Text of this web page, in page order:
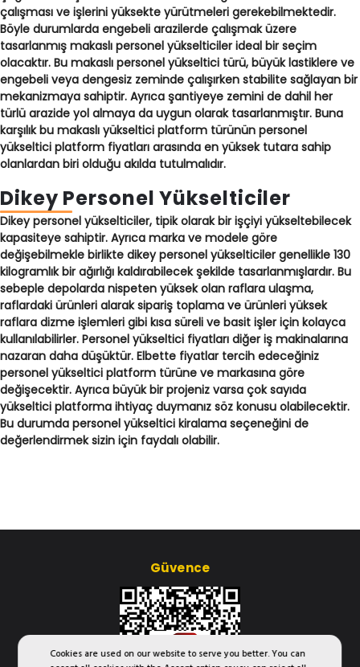
Cookies are used on our website to serve you better. You can
çalışması ve işlerini yüksekte yürütmeleri gerekebilmektedir.
Böyle durumlarda engebeli arazilerde çalışmak üzere
tasarlanmış makaslı personel yükselticiler ideal bir seçim
olacaktır. Bu makaslı personel yükseltici türü, büyük lastiklere ve
engebeli veya dengesiz zeminde çalışırken stabilite sağlayan bir
mekanizmaya sahiptir. Ayrıca şantiyeye zemini de dahil her
türlü arazide yol almaya da uygun olarak tasarlanmıştır. Buna
karşılık bu makaslı yükseltici platform türünün personel
yükseltici platform fiyatları arasında en yüksek tutara sahip
olanlardan biri olduğu akılda tutulmalıdır.
Dikey Personel Yükselticiler
Dikey personel yükselticiler, tipik olarak bir işçiyi yükseltebilecek
kapasiteye sahiptir. Ayrıca marka ve modele göre
değişebilmekle birlikte dikey personel yükselticiler genellikle 130
kilogramlık bir ağırlığı kaldırabilecek şekilde tasarlanmışlardır. Bu
sebeple depolarda nispeten yüksek olan raflara ulaşma,
raflardaki ürünleri alarak sipariş toplama ve ürünleri yüksek
raflara dizme işlemleri gibi kısa süreli ve basit işler için kolayca
kullanılabilirler. Personel yükseltici fiyatları diğer iş makinalarına
nazaran daha düşüktür. Elbette fiyatlar tercih edeceğiniz
personel yükseltici platform türüne ve markasına göre
değişecektir. Ayrıca büyük bir projeniz varsa çok sayıda
yükseltici platforma ihtiyaç duymanız söz konusu olabilecektir.
Bu durumda personel yükseltici kiralama seçeneğini de
değerlendirmek sizin için faydalı olabilir.
Güvence